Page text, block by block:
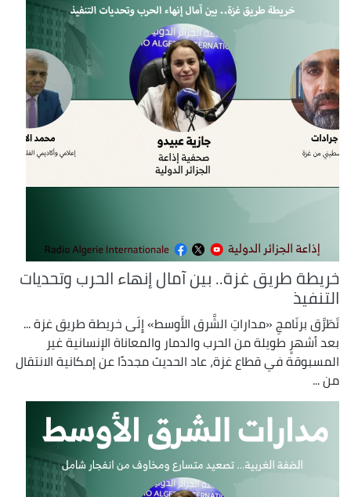
خريطة طريق غزة.. بين آمال إنهاء الحرب وتحديات
التنفيذ
تَطَرَّق برنَامجِ «مداراتِ الشَّرق الأَوسط» إِلَى خريطة طريق غزة ...
بعد أشهرٍ طويلة من الحرب والدمار والمعاناة الإنسانية غير
المسبوقة في قطاع غزة، عاد الحديث مجددًا عن إمكانية الانتقال
من ...